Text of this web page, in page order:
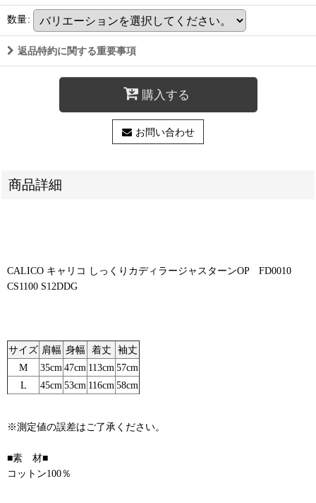
数量:
返品特約に関する重要事項
購入する
お問い合わせ
商品詳細
CALICO キャリコ しっくりカディラージャスターンOP FD0010
CS1100 S12DDG
サイズ 肩幅 身幅 着丈
袖丈
M
35cm 47cm 113cm 57cm
L
45cm 53cm 116cm 58cm
※測定値の誤差はご了承ください。
■素 材■
コットン100％